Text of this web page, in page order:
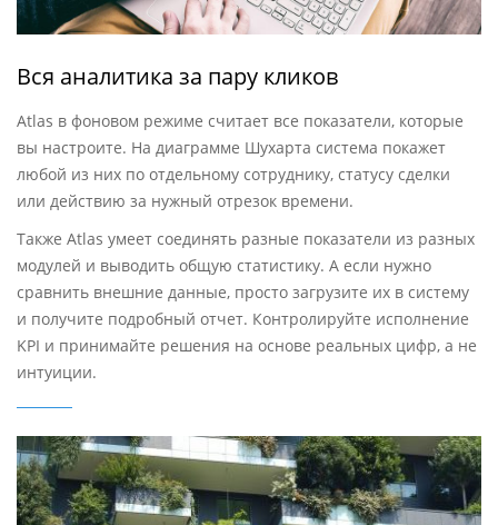
Вся аналитика за пару кликов
Atlas в фоновом режиме считает все показатели, которые
вы настроите. На диаграмме Шухарта система покажет
любой из них по отдельному сотруднику, статусу сделки
или действию за нужный отрезок времени.
Также Atlas умеет соединять разные показатели из разных
модулей и выводить общую статистику. А если нужно
сравнить внешние данные, просто загрузите их в систему
и получите подробный отчет. Контролируйте исполнение
KPI и принимайте решения на основе реальных цифр, а не
интуиции.